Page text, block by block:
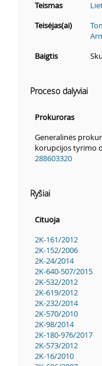
Teismas
Teisėjas(ai)
Baigtis
Proceso dalyviai
Prokuroras
Generalinės
korupcijos tyrimo
288603320
Ryšiai
Cituoja
2K-161/2012
2K-152/2006
2K-24/2014
2K-640-507/2015
2K-532/2012
2K-619/2012
2K-232/2014
2K-570/2010
2K-98/2014
2K-180-976/2017
2K-573/2012
2K-16/2010